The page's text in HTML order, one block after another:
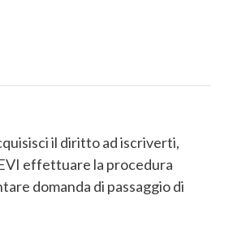
il diritto ad iscriverti,
effettuare la procedura
domanda di passaggio di